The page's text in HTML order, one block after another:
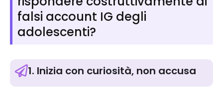
falsi account IG degli
adolescenti?
1. Inizia con curiosità, non accusa